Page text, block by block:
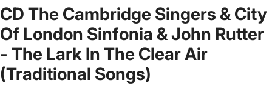
CD The Cambridge Singers & City
Of London Sinfonia & John Rutter
- The Lark In The Clear Air
(Traditional Songs)